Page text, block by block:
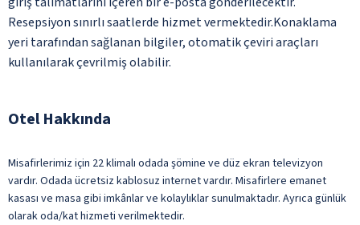
Resepsiyon sınırlı saatlerde hizmet vermektedir.Konaklama
yeri tarafından sağlanan bilgiler, otomatik çeviri araçları
kullanılarak çevrilmiş olabilir.
Otel Hakkında
Misafirlerimiz için 22 klimalı odada şömine ve düz ekran televizyon
vardır. Odada ücretsiz kablosuz internet vardır. Misafirlere emanet
kasası ve masa gibi imkânlar ve kolaylıklar sunulmaktadır. Ayrıca günlük
olarak oda/kat hizmeti verilmektedir.